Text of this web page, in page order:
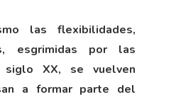
las flexibilidades,
esgrimidas por las
siglo XX, se vuelven
a formar parte del